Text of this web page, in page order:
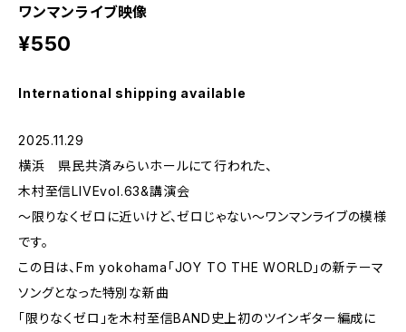
ワンマンライブ映像
¥550
International shipping available
2025.11.29
横浜 県民共済みらいホールにて行われた、
木村至信LIVEvol.63&講演会
〜限りなくゼロに近いけど、ゼロじゃない〜ワンマンライブの模様
です。
この日は、Fm yokohama「JOY TO THE WORLD」の新テーマ
ソングとなった特別な新曲
「限りなくゼロ」を木村至信BAND史上初のツインギター編成に